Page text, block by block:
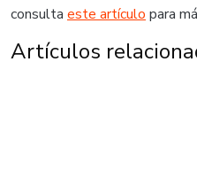
consulta este artículo para
Artículos